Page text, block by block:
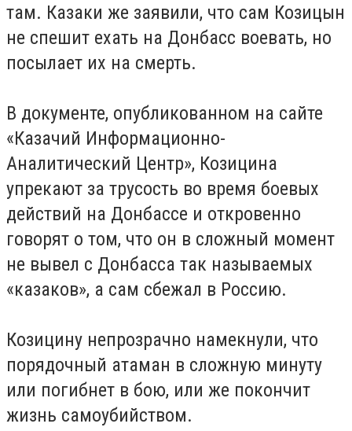
там. Казаки же заявили, что сам Козицын
не спешит ехать на Донбасс воевать, но
посылает их на смерть.
В документе, опубликованном на сайте
«Казачий Информационно-
Аналитический Центр», Козицина
упрекают за трусость во время боевых
действий на Донбассе и откровенно
говорят о том, что он в сложный момент
не вывел с Донбасса так называемых
«казаков», а сам сбежал в Россию.
Козицину непрозрачно намекнули, что
порядочный атаман в сложную минуту
или погибнет в бою, или же покончит
жизнь самоубийством.